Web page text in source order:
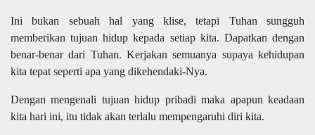
Ini bukan sebuah hal yang klise, tetapi Tuhan sungguh
memberikan tujuan hidup kepada setiap kita. Dapatkan dengan
benar-benar dari Tuhan. Kerjakan semuanya supaya kehidupan
kita tepat seperti apa yang dikehendaki-Nya.
Dengan mengenali tujuan hidup pribadi maka apapun keadaan
kita hari ini, itu tidak akan terlalu mempengaruhi diri kita.